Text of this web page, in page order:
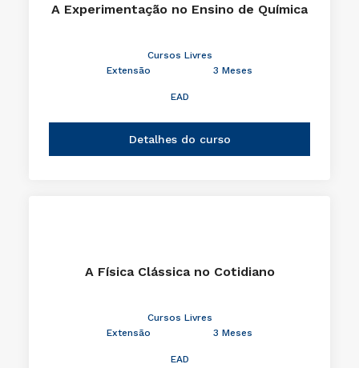
A Experimentação no Ensino de Química
Cursos Livres
Extensão
3 Meses
EAD
Detalhes do curso
A Física Clássica no Cotidiano
Cursos Livres
Extensão
3 Meses
EAD